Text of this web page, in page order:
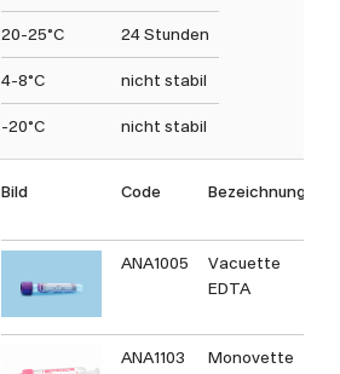
20-25°C 24 Stunden
4-8°C nicht stabil
-20°C nicht stabil
Bild Code Bezeichnung
ANA1005
Vacuette
EDTA
ANA1103
Monovette